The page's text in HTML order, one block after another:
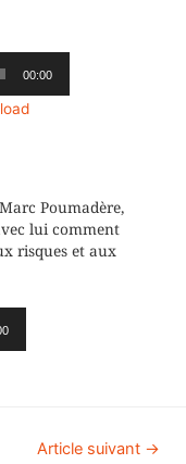
00:00
Poumadère,
lui comment
risques et aux
Article suivant →